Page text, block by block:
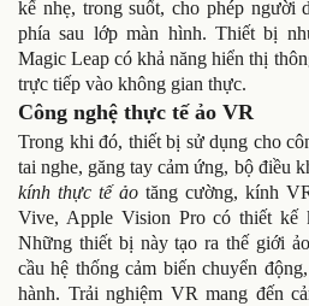
kế nhẹ, trong suốt, cho phép người
phía sau lớp màn hình. Thiết bị
Magic Leap có khả năng hiển thị
trực tiếp vào không gian thực.
Công nghệ thực tế ảo VR
Trong khi đó, thiết bị sử dụng cho
tai nghe, găng tay cảm ứng, bộ điều
kính thực tế ảo tăng cường, kính
Vive, Apple Vision Pro có thiết kế
Những thiết bị này tạo ra thế giới
cầu hệ thống cảm biến chuyển
hành. Trải nghiệm VR mang đến